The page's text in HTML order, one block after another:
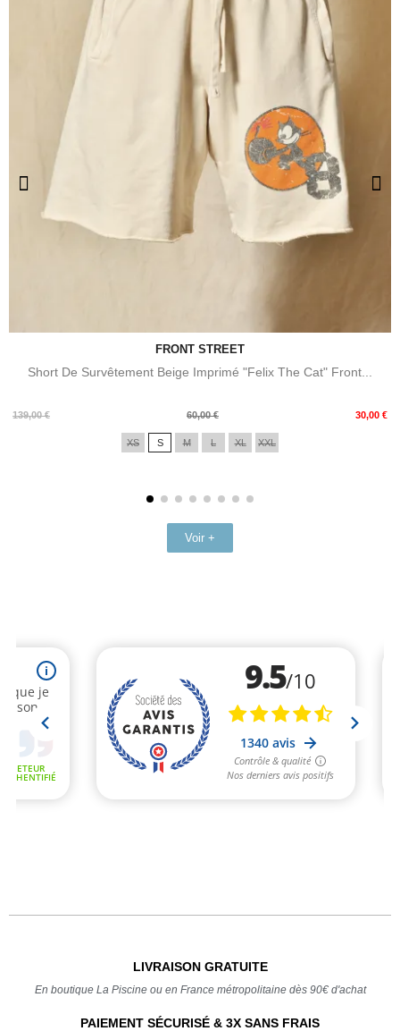
FRONT STREET
Short De Survêtement Beige Imprimé "Felix The Cat" Front...
139,00 €
Prix
60,00 € 30,00 €
Prix
XS S M L XL XXL
Voir +
LIVRAISON GRATUITE
En boutique La Piscine ou en France métropolitaine dès 90€ d'achat
PAIEMENT SÉCURISÉ & 3X SANS FRAIS